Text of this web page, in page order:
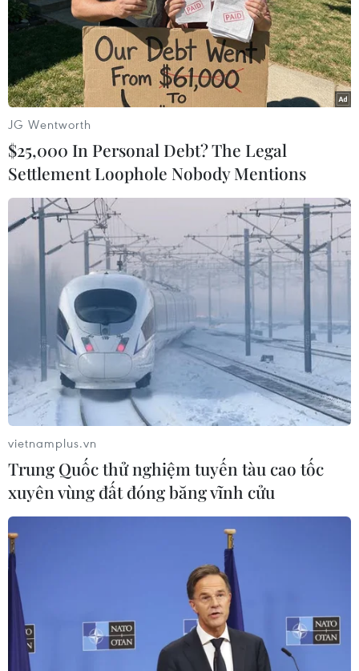
Trường Giang. (Ảnh: Tiến Trung/Vietnam+)
Hoạt động ca nhạc đã được nối lại trên một tàu du lịch của
thành phố Vũ Hán. (Ảnh: Tiến Trung/Vietnam+)
JG Wentworth
$25,000 In Personal Debt? The Legal
Settlement Loophole Nobody Mentions
vietnamplus.vn
Trung Quốc thử nghiệm tuyến tàu cao tốc
xuyên vùng đất đóng băng vĩnh cửu